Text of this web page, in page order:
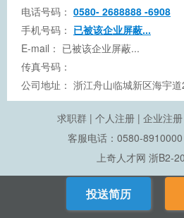
电话号码： 0580- 2688888 -6908
手机号码： 已被该企业屏蔽...
E-mail： 已被该企业屏蔽...
传真号码：
公司地址： 浙江舟山临城新区海宇
投送简历
求职群 | 个人注册 | 企业注册
客服电话：0580-
上奇人才网 浙B2-